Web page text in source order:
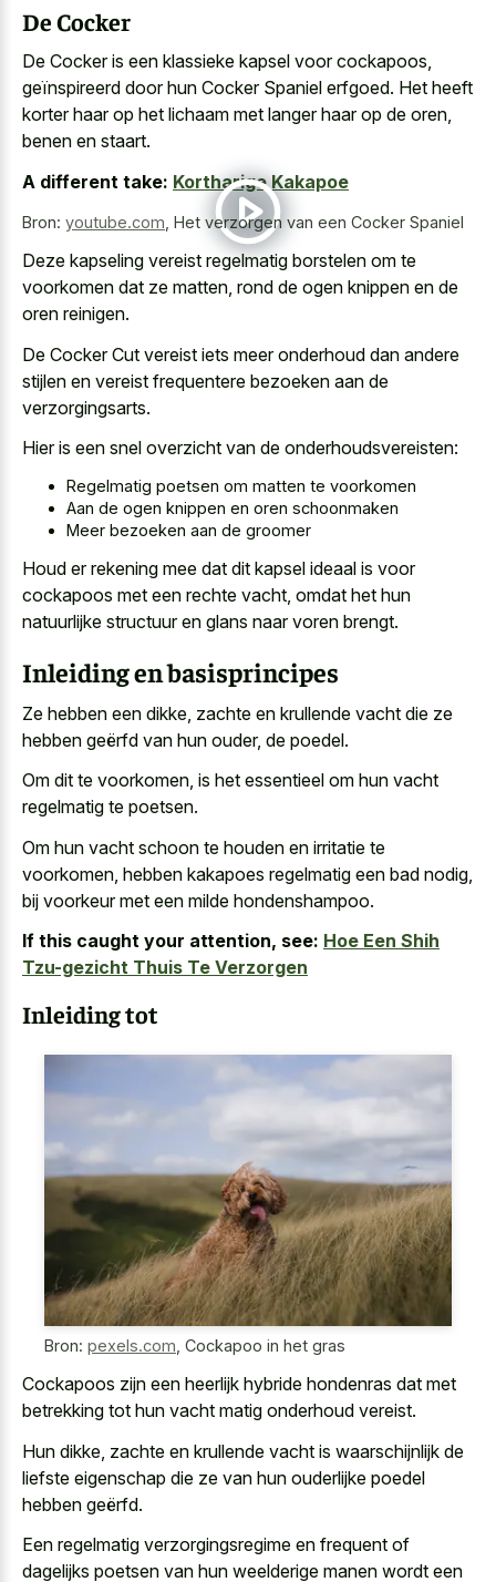
De Cocker
De Cocker is een klassieke kapsel voor cockapoos,
geïnspireerd door hun Cocker Spaniel erfgoed. Het heeft
korter haar op het lichaam met langer haar op de oren,
benen en staart.
A different take: Kortharige Kakapoe
Bron: youtube.com Het verzorgen van een Cocker Spaniel
Deze kapseling vereist regelmatig borstelen om te
voorkomen dat ze matten, rond de ogen knippen en de
oren reinigen.
De Cocker Cut vereist iets meer onderhoud dan andere
stijlen en vereist frequentere bezoeken aan de
verzorgingsarts.
Hier is een snel overzicht van de onderhoudsvereisten:
Regelmatig poetsen om matten te voorkomen
Aan de ogen knippen en oren schoonmaken
Meer bezoeken aan de groomer
Houd errekening mee dat dit kapsel ideaal is voor
cockapoos met een rechte vacht, omdat het hun
natuurlijke structuur en glans naar voren brengt.
Inleiding en basisprincipes
Ze hebben een dikke, zachte en krullende vacht die ze
hebben geërfd van hun ouder, de poedel.
Om dit te voorkomen, is het essentieel om hun vacht
regelmatig te poetsen.
Om hun vacht schoon te houden en irritatie te
voorkomen, hebben kakapoes regelmatig een bad nodig
bij voorkeur met een milde hondenshampoo.
If this caught your attention, see: Hoe Een Shih
Tzu-gezicht Thuis Te Verzorgen
Inleiding tot
Bron: pexels.com Cockapoo in het gras
Cockapoos zijn een heerlijk hybride hondenras dat met
betrekking tot hun vacht matig onderhoud vereist.
Hun dikke, zachte en krullende vacht is waarschijnlijk de
liefste eigenschap die ze van hun ouderlijke poedel
hebben geërfd.
Een regelmatig verzorgingsregime en frequent of
dagelijks poetsen van hun weelderige manen wordt een